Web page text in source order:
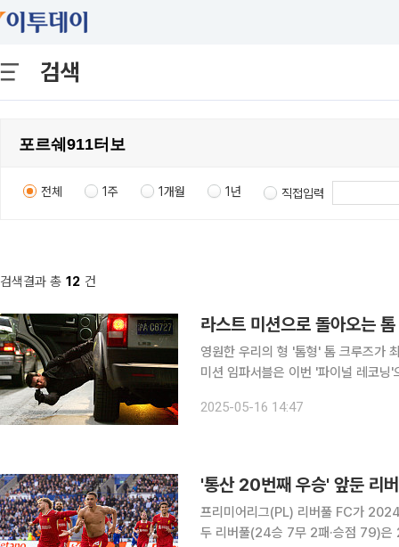
검색
전체 1주 1개월 1년 직접입력
검색결과 총 12 건
영원한 우리의 형 '톰형' 톰 크루즈가
미션 임파서블은 이번 '파이널 레코닝'으로 그 막을 내리
만나볼게요. 짧게 요약하는 톰 크
2025-05-16 14:47
'통산 20번째 우승' 앞둔 리
프리미어리그(PL) 리버풀 FC가
두 리버풀(24승 7무 2패·승점 79)은